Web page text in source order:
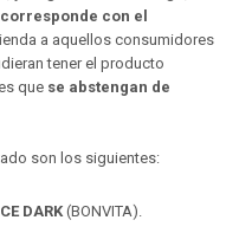
con el
a aquellos consumidores
tener el producto
que se abstengan de
son los siguientes:
DARK(BONVITA).